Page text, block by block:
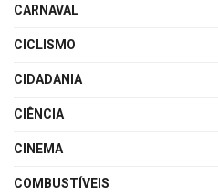
CARNAVAL
CICLISMO
CIDADANIA
CIÊNCIA
CINEMA
COMBUSTÍVEIS